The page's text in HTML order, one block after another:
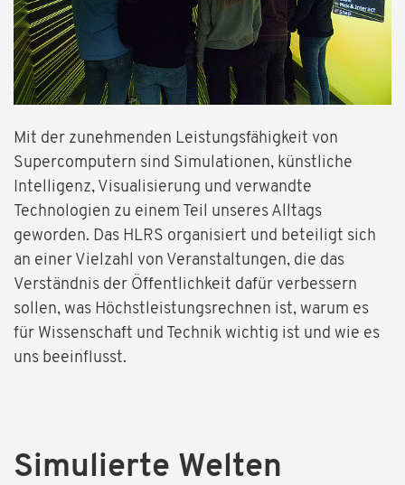
Mit der zunehmenden Leistungsfähigkeit von
Supercomputern sind Simulationen, künstliche
Intelligenz, Visualisierung und verwandte
Technologien zu einem Teil unseres Alltags
geworden. Das HLRS organisiert und beteiligt sich
an einer Vielzahl von Veranstaltungen, die das
Verständnis der Öffentlichkeit dafür verbessern
sollen, was Höchstleistungsrechnen ist, warum es
für Wissenschaft und Technik wichtig ist und wie es
uns beeinflusst.
Simulierte Welten